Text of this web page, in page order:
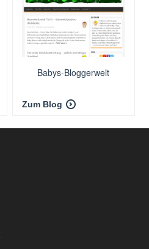
Babys-Bloggerwelt
Zum Blog